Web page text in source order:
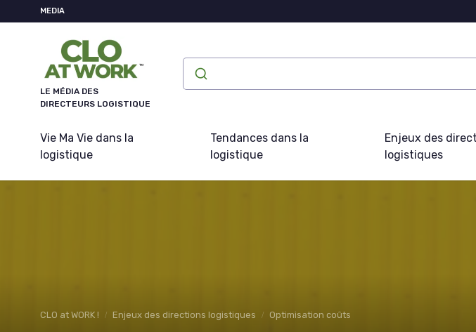
MEDIA
LE MÉDIA DES
DIRECTEURS LOGISTIQUE
Vie Ma Vie dans la
logistique
Tendances dans la
logistique
Enjeux des
logistiques
CLO at WORK ! Enjeux des directions logistiques Optimisation coûts
Panneau de gestion des cookies